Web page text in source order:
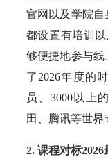
官网以及学院
都设置有培训
够便捷地参与线
了2026年度的
员、3000以上
田、腾讯等世界
2. 课程对标2026